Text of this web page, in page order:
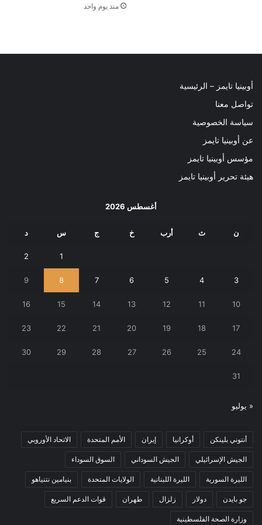
منذ يوم واحد
أوبينيا تايمز – الرئيسية
تواصل معنا
سياسة الخصوصية
عن أوبينيا تايمز
مؤسس أوبينيا تايمز
هيئة تحرير أوبينيا تايمز
أغسطس 2026
ن ث أرب خ ج س د
1
2
3
4
5
6
7
8
9
10
11
12
13
14
15
16
17
18
19
20
21
22
23
24
25
26
27
28
29
30
31
« يوليو
أنتوني بلينكن أوكرانيا إيران الأمم المتحدة الاتحاد الأوروبي
الجيش الإسرائيلي الجيش السوداني السوق السوداء
الليرة السورية الليرة اللبنانية الولايات المتحدة بنيامين نتنياهو
جو بايدن دولار زلزال طهران قوات الدعم السريع
وزارة الصحة الفلسطينية